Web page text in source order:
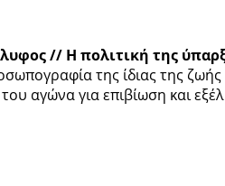
// Η πολιτική της
της ίδιας της ζωής
αγώνα για επιβίωση και